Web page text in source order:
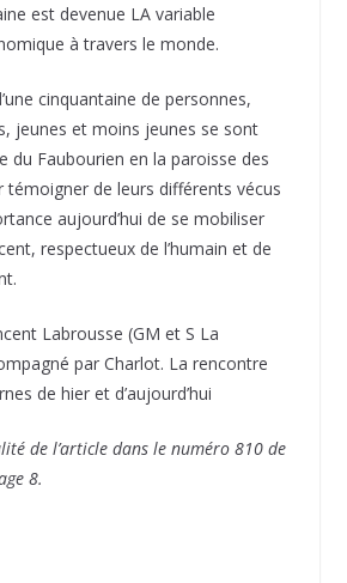
est devenue LA variable
à travers le monde.
cinquantaine de personnes,
jeunes et moins jeunes se sont
du Faubourien en la paroisse des
témoigner de leurs différents vécus
aujourd’hui de se mobiliser
respectueux de l’humain et de
Labrousse (GM et S La
par Charlot. La rencontre
de hier et d’aujourd’hui
de l’article dans le numéro 810 de
8.